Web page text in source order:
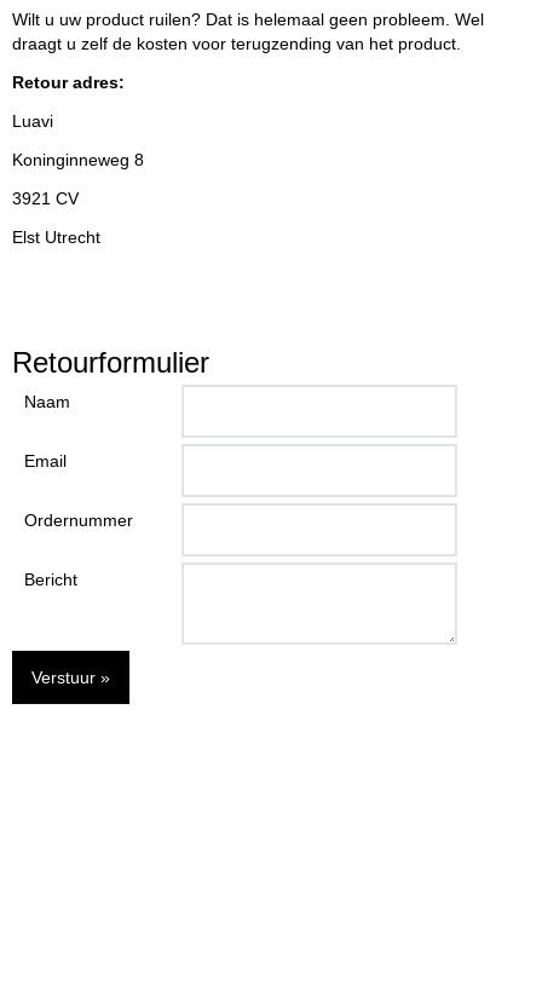
Wilt u uw product ruilen? Dat is helemaal geen probleem. Wel
draagt u zelf de kosten voor terugzending van het product.
Retour adres:
Luavi
Koninginneweg 8
3921 CV
Elst Utrecht
Retourformulier
Naam
Email
Ordernummer
Bericht
Verstuur »